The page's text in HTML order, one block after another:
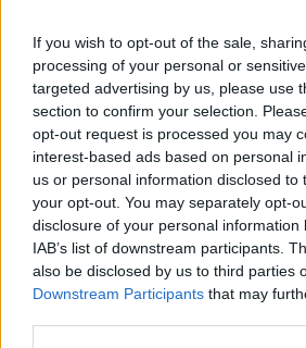
If you wish to opt-out of the sale,
processing of your personal or
targeted advertising by us, please use
section to confirm your selection.
opt-out request is processed you may
interest-based ads based on personal
us or personal information disclosed to
your opt-out. You may separately opt-
disclosure of your personal information
IAB’s list of downstream participants.
also be disclosed by us to third parties
Downstream Participants that may